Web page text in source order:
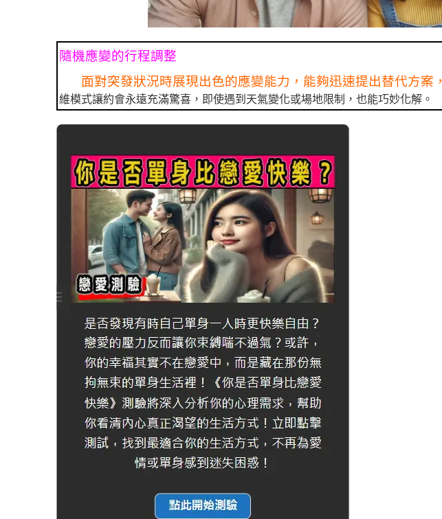
隨機應變的行程調整
面對突發狀況時展現出色的應變能力，能夠迅速提出替代方案，
維模式讓約會永遠充滿驚喜，即使遇到天氣變化或場地限制，也能巧妙化解。